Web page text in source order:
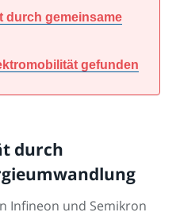
durch gemeinsame
gefunden
durch
Infineon und Semikron